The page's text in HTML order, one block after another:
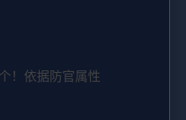
！依据防官属性